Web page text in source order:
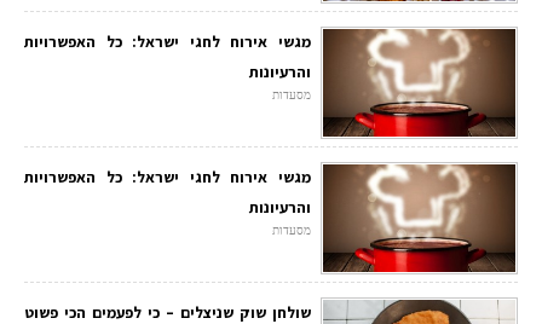
מגשי אירוח לחגי ישראל: כל האפשרויות
והרעיונות
מסעדות
מגשי אירוח לחגי ישראל: כל האפשרויות
והרעיונות
מסעדות
שולחן שוק שניצלים – כי לפעמים הכי פשוט